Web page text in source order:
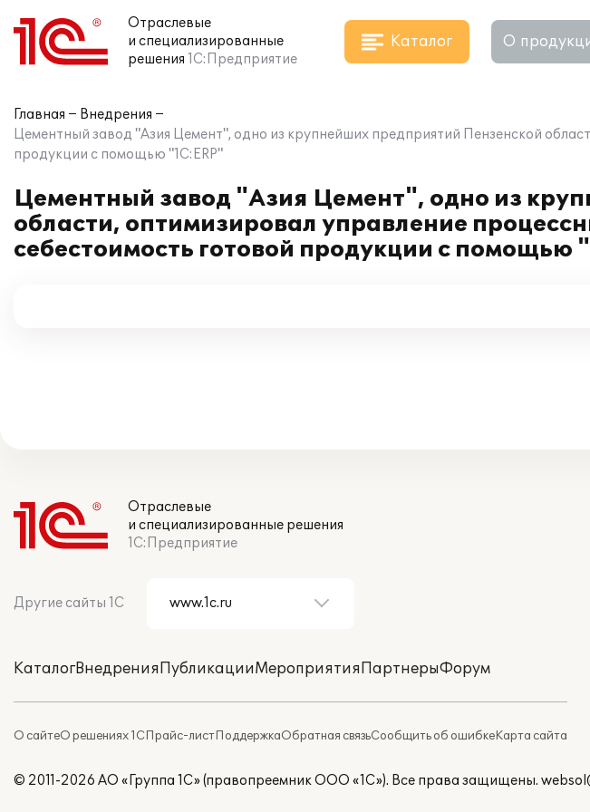
Отраслевые
и специализированные
решения 1С:Предприятие
Каталог О
Главная
Внедрения
Цементный завод "Азия Цемент", одно из крупнейших предприятий Пензенской
продукции с помощью "1С:ERP"
Цементный завод "Азия Цемент", одно из
области, оптимизировал управление
себестоимость готовой продукции с помощью
Отраслевые
и специализированные решения
1С:Предприятие
Другие сайты 1С
КаталогВнедренияПубликацииМероприятияПартнерыФорум
О сайтеО решениях 1СПрайс-листПоддержкаОбратная связьСообщить об ошибкеКарта сайта
© 2011-2026 АО «Группа 1С» (правопреемник ООО «1С»). Все права защищены.